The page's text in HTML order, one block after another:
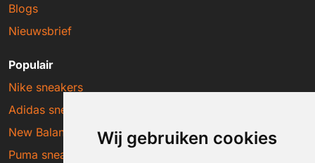
Wij gebruiken cookies
Blogs
Nieuwsbrief
Populair
Nike sneakers
Adidas sneakers
New Balance sneakers
Puma sneakers